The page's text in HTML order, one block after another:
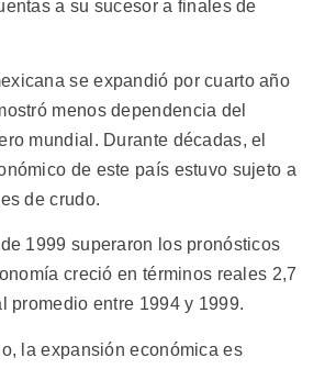
a su sucesor a finales de
se expandió por cuarto año
menos dependencia del
mundial. Durante décadas, el
de este país estuvo sujeto a
de crudo.
1999 superaron los pronósticos
creció en términos reales 2,7
promedio entre 1994 y 1999.
la expansión económica es